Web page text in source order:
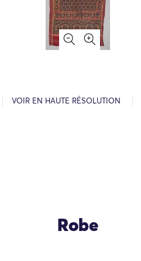
VOIR EN HAUTE RÉSOLUTION
Robe